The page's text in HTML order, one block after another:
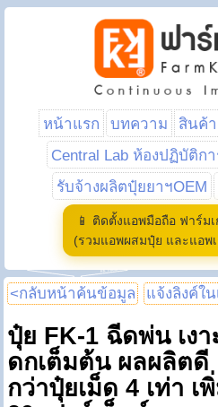
หน้าแรก บทความ สินค้า
Central Lab ห้องปฏิบัติกา
รับจ้างผลิตปุ๋ยยาฯOEM
📱 ติดตั้งแอพมือถือ ฟาร์ม
(รวมแอพผสมปุ๋ย และแอพ
<กลับหน้าค้นข้อมูล แจ้งลิงค์ใ
ปุ๋ย FK-1 ฉีดพ่น เง
ดกเต็มต้น ผลผลิตดี
กว่าปุ๋ยเม็ด 4 เท่า เ